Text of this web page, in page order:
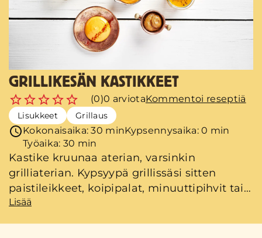
GRILLIKESÄN KASTIKKEET
(0)0 arviotaKommentoi reseptiä
Lisukkeet Grillaus
Kokonaisaika: 30 minKypsennysaika: 0 min
Työaika: 30 min
Kastike kruunaa aterian, varsinkin
grilliaterian. Kypsyypä grillissäsi sitten
paistileikkeet, koipipalat, minuuttipihvit tai
parhaassa tapauksessa ne kaikki niin tästä
Lisää